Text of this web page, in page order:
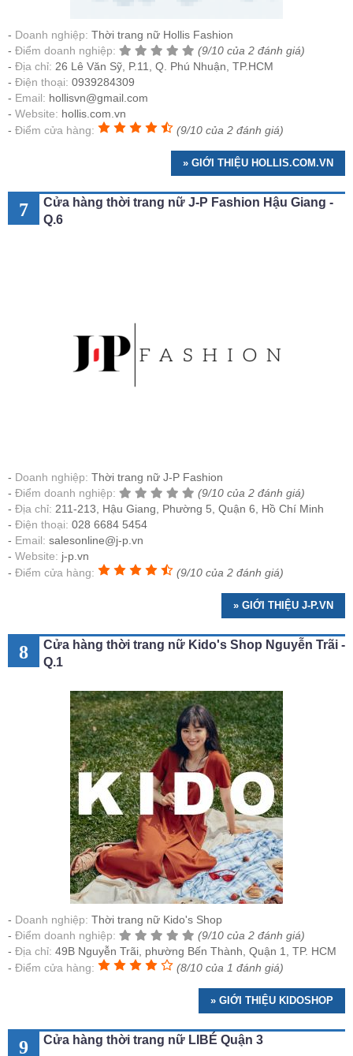
Doanh nghiệp: Thời trang nữ Hollis Fashion
Điểm doanh nghiệp:
(9/10 của 2 đánh giá)
Địa chỉ: 26 Lê Văn Sỹ, P.11, Q. Phú Nhuận, TP.HCM
Điện thoại: 0939284309
Email: hollisvn@gmail.com
Website: hollis.com.vn
Điểm cửa hàng:
(9/10 của 2 đánh giá)
» GIỚI THIỆU HOLLIS.COM.VN
7
Cửa hàng thời trang nữ J-P Fashion Hậu Giang -
Q.6
Doanh nghiệp: Thời trang nữ J-P Fashion
Điểm doanh nghiệp:
(9/10 của 2 đánh giá)
Địa chỉ: 211-213, Hậu Giang, Phường 5, Quận 6, Hồ Chí Minh
Điện thoại: 028 6684 5454
Email: salesonline@j-p.vn
Website: j-p.vn
Điểm cửa hàng:
(9/10 của 2 đánh giá)
» GIỚI THIỆU J-P.VN
8
Cửa hàng thời trang nữ Kido's Shop Nguyễn Trãi -
Q.1
Doanh nghiệp: Thời trang nữ Kido's Shop
Điểm doanh nghiệp:
(9/10 của 2 đánh giá)
Địa chỉ: 49B Nguyễn Trãi, phường Bến Thành, Quận 1, TP. HCM
Điểm cửa hàng:
(8/10 của 1 đánh giá)
» GIỚI THIỆU KIDOSHOP
9 Cửa hàng thời trang nữ LIBÉ Quận 3